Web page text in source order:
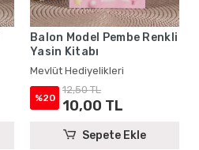
Balon Model Pembe Renkli
Yasin Kitabı
Mevlüt Hediyelikleri
%20
12,50 TL
10,00 TL
Sepete Ekle